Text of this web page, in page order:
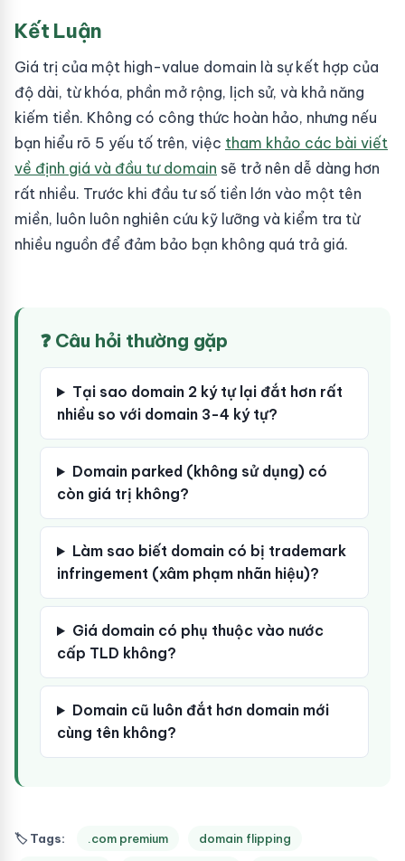
Kết Luận
Giá trị của một high-value domain là sự kết hợp của
độ dài, từ khóa, phần mở rộng, lịch sử, và khả năng
kiếm tiền. Không có công thức hoàn hảo, nhưng nếu
bạn hiểu rõ 5 yếu tố trên, việc tham khảo các bài viết
về định giá và đầu tư domain sẽ trở nên dễ dàng hơn
rất nhiều. Trước khi đầu tư số tiền lớn vào một tên
miền, luôn luôn nghiên cứu kỹ lưỡng và kiểm tra từ
nhiều nguồn để đảm bảo bạn không quá trả giá.
❓ Câu hỏi thường gặp
Tại sao domain 2 ký tự lại đắt hơn rất
nhiều so với domain 3-4 ký tự?
Domain parked (không sử dụng) có
còn giá trị không?
Làm sao biết domain có bị trademark
infringement (xâm phạm nhãn hiệu)?
Giá domain có phụ thuộc vào nước
cấp TLD không?
Domain cũ luôn đắt hơn domain mới
cùng tên không?
🏷 Tags: .com premium domain flipping